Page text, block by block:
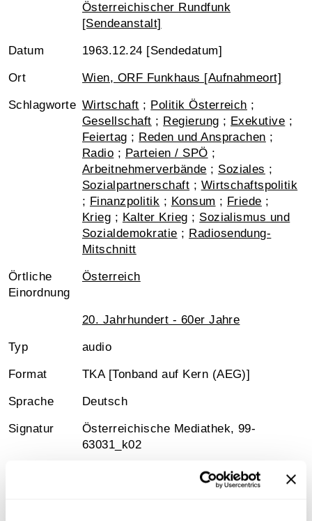
Österreichischer Rundfunk
[Sendeanstalt]
Datum 1963.12.24 [Sendedatum]
Ort Wien, ORF Funkhaus [Aufnahmeort]
Schlagworte Wirtschaft ; Politik Österreich ;
Gesellschaft ; Regierung ; Exekutive ;
Feiertag ; Reden und Ansprachen ;
Radio ; Parteien / SPÖ ;
Arbeitnehmerverbände ; Soziales ;
Sozialpartnerschaft ; Wirtschaftspolitik
; Finanzpolitik ; Konsum ; Friede ;
Krieg ; Kalter Krieg ; Sozialismus und
Sozialdemokratie ; Radiosendung-
Mitschnitt
Örtliche
Einordnung
Österreich
20. Jahrhundert - 60er Jahre
Typ audio
Format TKA [Tonband auf Kern (AEG)]
Sprache Deutsch
Signatur
Österreichische Mediathek, 99-
63031_k02